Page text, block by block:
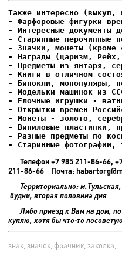
- Фарфоровые фигурки
- Интересные документы
- Елочные игрушки -
- Старинные фотографии,
Телефон +7 985 211-86-66,
211-86-66 Почта:
Территориально:
будни, вторая половина дня
Либо приезд к Вам на дом,
куплю, хотя бы что-то
знак, значок, фрачник, заколка,